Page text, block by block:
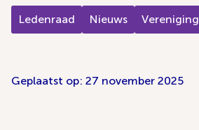
Ledenraad Nieuws Vereniging
Geplaatst op: 27 november 2025